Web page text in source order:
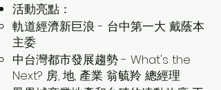
活動亮點：
軌道經濟新巨浪 - 台中第一大 戴蔭本
主委
中台灣都市發展趨勢 - What's the
Next? 房, 地, 產業 翁毓羚 總經理